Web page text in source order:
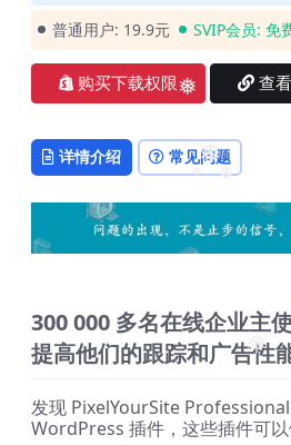
❅
❅
❅
❅
普通用户: 19.9元 SVIP会员: 免
购买下载权限 查
详情介绍 常见问题
300 000 多名在线企业主
提高他们的跟踪和广告性
发现 PixelYourSite
WordPress 插件，这些插件可以